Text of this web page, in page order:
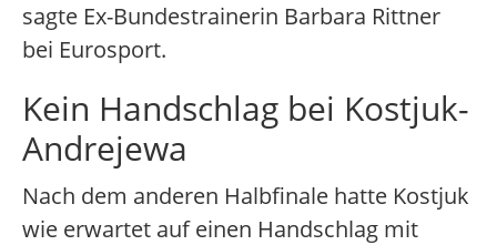
sagte Ex-Bundestrainerin Barbara Rittner
bei Eurosport.
Kein Handschlag bei Kostjuk-
Andrejewa
Nach dem anderen Halbfinale hatte Kostjuk
wie erwartet auf einen Handschlag mit